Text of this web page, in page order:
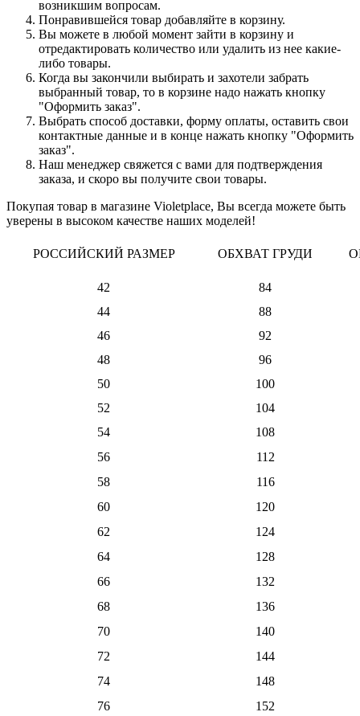
возникшим вопросам.
Понравившейся товар добавляйте в корзину.
Вы можете в любой момент зайти в корзину и
отредактировать количество или удалить из нее какие-
либо товары.
Когда вы закончили выбирать и захотели забрать
выбранный товар, то в корзине надо нажать кнопку
"Оформить заказ".
Выбрать способ доставки, форму оплаты, оставить свои
контактные данные и в конце нажать кнопку "Оформить
заказ".
Наш менеджер свяжется с вами для подтверждения
заказа, и скоро вы получите свои товары.
Покупая товар в магазине Violetplace, Вы всегда можете быть
уверены в высоком качестве наших моделей!
РОССИЙСКИЙ РАЗМЕР ОБХВАТ ГРУДИ
42
84
44
88
46
92
48
96
50
100
52
104
54
108
56
112
58
116
60
120
62
124
64
128
66
132
68
136
70
140
72
144
74
148
76
152